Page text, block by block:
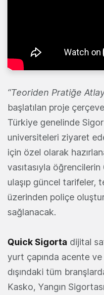
“Teoriden Pratiğe
başlatılan proje
Türkiye genelinde
universiteleri ziyaret
için özel olarak
vasıtasıyla
ulaşıp güncel tarifeler,
üzerinden poliçe
sağlanacak.
Quick Sigorta dijital
yurt çapında acente
dışındaki tüm
Kasko, Yangın